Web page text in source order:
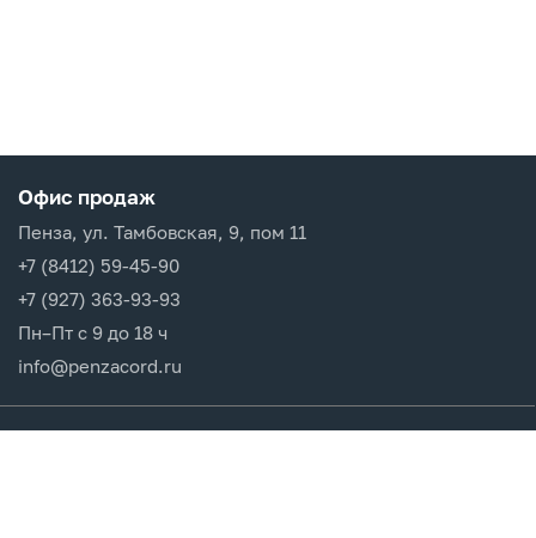
Офис продаж
Пенза, ул. Тамбовская, 9, пом 11
+7 (8412) 59-45-90
+7 (927) 363-93-93
Пн–Пт с 9 до 18 ч
info@penzacord.ru
Производители